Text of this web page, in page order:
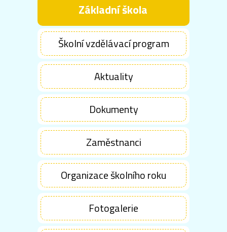
Základní škola
Školní vzdělávací program
Aktuality
Dokumenty
Zaměstnanci
Organizace školního roku
Fotogalerie